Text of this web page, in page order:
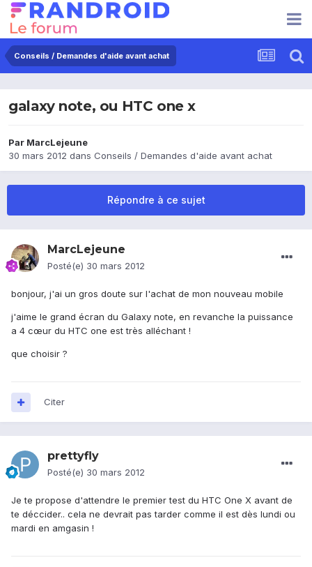
Conseils / Demandes d'aide avant achat
galaxy note, ou HTC one x
Par MarcLejeune
30 mars 2012 dans Conseils / Demandes d'aide avant achat
Répondre à ce sujet
MarcLejeune
Posté(e) 30 mars 2012
bonjour, j'ai un gros doute sur l'achat de mon nouveau mobile
j'aime le grand écran du Galaxy note, en revanche la puissance
a 4 cœur du HTC one est très alléchant !
que choisir ?
Citer
prettyfly
Posté(e) 30 mars 2012
Je te propose d'attendre le premier test du HTC One X avant de
te déccider.. cela ne devrait pas tarder comme il est dès lundi ou
mardi en amgasin !